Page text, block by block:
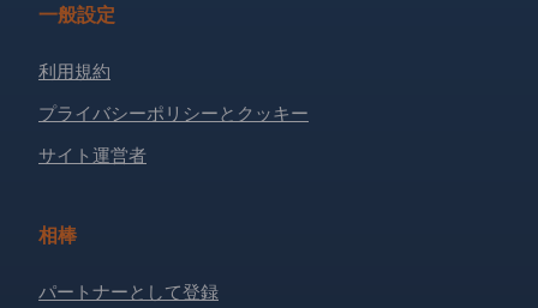
一般設定
利用規約
プライバシーポリシーとクッキー
サイト運営者
相棒
パートナーとして登録